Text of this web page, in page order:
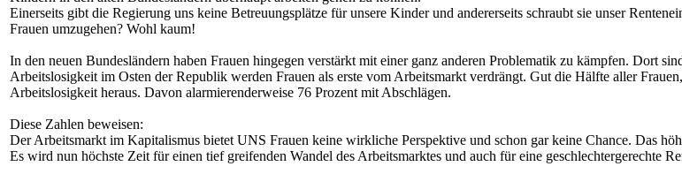
Einerseits gibt die Regierung uns keine Betreuungsplätze für unsere Kinder und andererseits schraubt sie unser
Frauen umzugehen? Wohl kaum!
In den neuen Bundesländern haben Frauen hingegen verstärkt mit einer ganz anderen Problematik zu kämpfen. Dort
Arbeitslosigkeit im Osten der Republik werden Frauen als erste vom Arbeitsmarkt verdrängt. Gut die Hälfte aller
Arbeitslosigkeit heraus. Davon alarmierenderweise 76 Prozent mit Abschlägen.
Diese Zahlen beweisen:
Der Arbeitsmarkt im Kapitalismus bietet UNS Frauen keine wirkliche Perspektive und schon gar keine Chance. Das
Es wird nun höchste Zeit für einen tief greifenden Wandel des Arbeitsmarktes und auch für eine geschlechtergerechte